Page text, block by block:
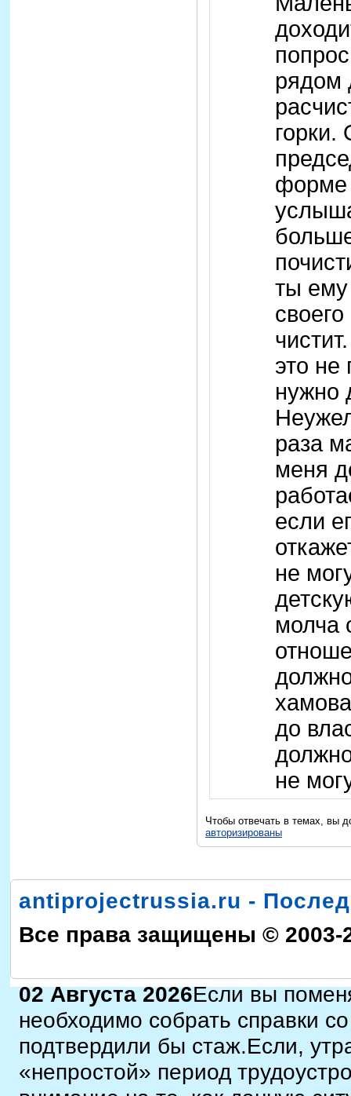
рядом
горки.
форме
ты ему
это не
нужно
раза
меня
если
не
молча
до
не
Чтобы отвечать в темах, вы
авторизированы
antiprojectrussia.ru -
Все права защищены © 2003-
02 Августа 2026Если вы
необходимо собрать справки
подтвердили бы стаж.Если,
«непростой» период